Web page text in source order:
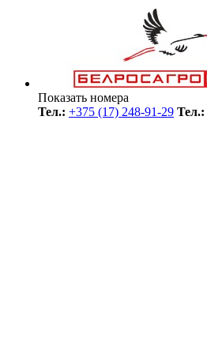
Показать номера
Тел.: +375 (17) 248-91-29 Тел.: